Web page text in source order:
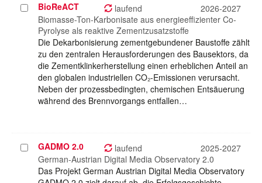
Projekt
auswählen
BioReACT laufend
2026-2027
Biomasse-Ton-Karbonisate aus energieeffizienter Co-
Pyrolyse als reaktive Zementzusatzstoffe
Die Dekarbonisierung zementgebundener Baustoffe zählt
zu den zentralen Herausforderungen des Bausektors, da
die Zementklinkerherstellung einen erheblichen Anteil an
den globalen industriellen CO₂-Emissionen verursacht.
Neben der prozessbedingten, chemischen Entsäuerung
während des Brennvorgangs entfallen…
Projekt
auswählen
GADMO 2.0 laufend
2025-2027
German-Austrian Digital Media Observatory 2.0
Das Projekt German Austrian Digital Media Observatory